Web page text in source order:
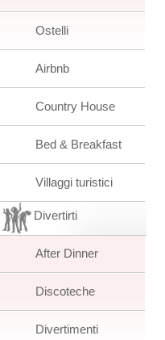
Ostelli
Airbnb
Country House
Bed & Breakfast
Villaggi turistici
Divertirti
After Dinner
Discoteche
Divertimenti